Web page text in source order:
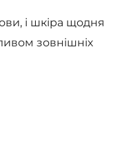
і шкіра щодня
зовнішніх